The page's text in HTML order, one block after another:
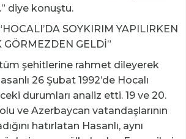
diye konuştu.
SOYKIRIM YAPILIRKEN
GÖRMEZDEN GELDİ”
tüm şehitlerine rahmet dileyerek
26 Şubat 1992’de Hocalı
durumları analiz etti. 19 ve 20.
ve Azerbaycan vatandaşlarının
hatırlatan Hasanlı, aynı